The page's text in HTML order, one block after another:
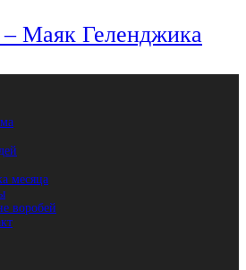
Маяк Геленджика
месяца
воробей